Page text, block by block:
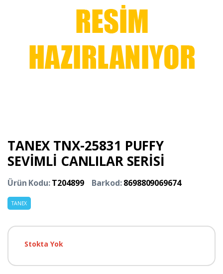
TANEX TNX-25831 PUFFY
SEVİMLİ CANLILAR SERİSİ
Ürün Kodu:T204899 Barkod:8698809069674
TANEX
Stokta Yok